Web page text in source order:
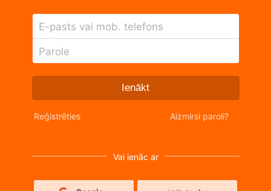
E-pasts vai mob. telefons
Parole
Ienākt
Reģistrēties Aizmirsi paroli?
Vai ienāc ar